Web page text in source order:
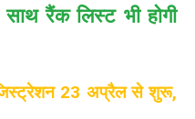
रैंक लिस्ट भी होगी
23 अप्रैल से शुरू,